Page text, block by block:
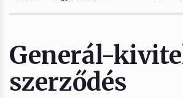
Generál-
szerződés